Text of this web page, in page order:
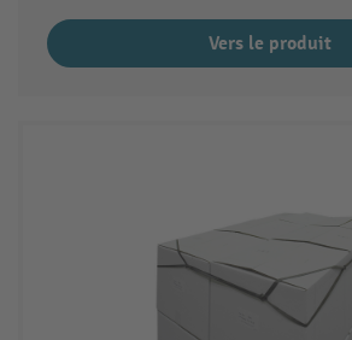
Vers le produit